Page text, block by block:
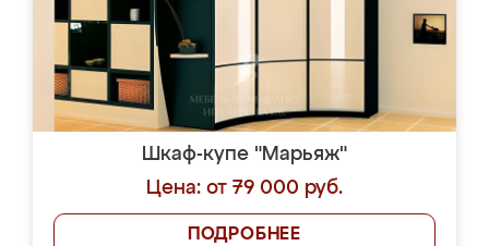
Шкаф-купе "Марьяж"
Цена: от 79 000 руб.
ПОДРОБНЕЕ